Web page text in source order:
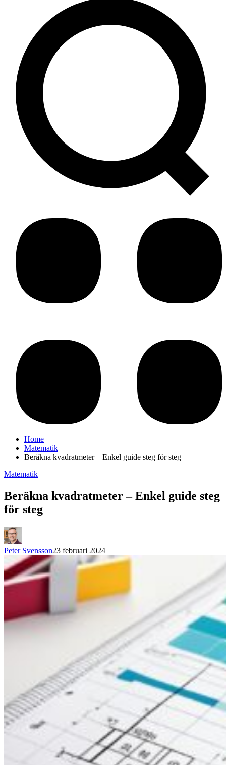
Home
Matematik
Beräkna kvadratmeter – Enkel guide steg för steg
Matematik
Beräkna kvadratmeter – Enkel guide steg
för steg
Peter Svensson23 februari 2024